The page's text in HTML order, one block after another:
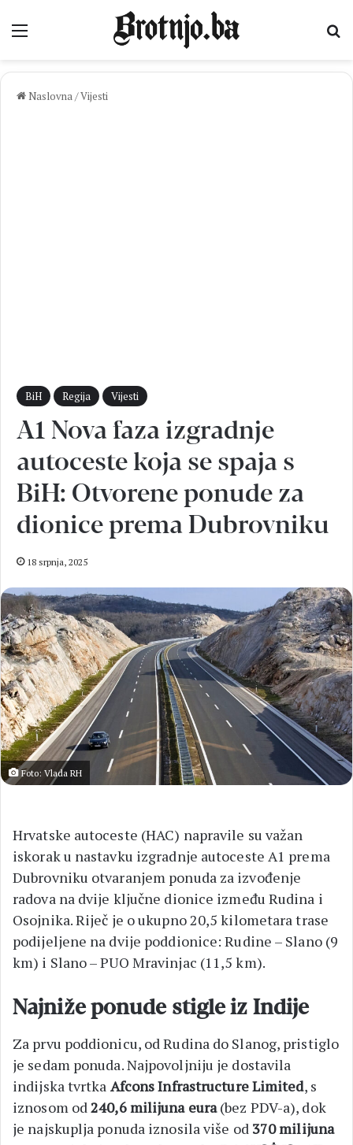
Izbornik
Naslovna/Vijesti
BiH Regija Vijesti
A1 Nova faza izgradnje
autoceste koja se spaja s
BiH: Otvorene ponude za
dionice prema Dubrovniku
18 srpnja, 2025
Foto: Vlada RH
Hrvatske autoceste (HAC) napravile su važan
iskorak u nastavku izgradnje autoceste A1 prema
Dubrovniku otvaranjem ponuda za izvođenje
radova na dvije ključne dionice između Rudina i
Osojnika. Riječ je o ukupno 20,5 kilometara trase
podijeljene na dvije poddionice: Rudine – Slano (9
km) i Slano – PUO Mravinjac (11,5 km).
Najniže ponude stigle iz Indije
Za prvu poddionicu, od Rudina do Slanog, pristiglo
je sedam ponuda. Najpovoljniju je dostavila
indijska tvrtka Afcons Infrastructure Limited, s
iznosom od240,6 milijuna eura(bez PDV-a), dok
je najskuplja ponuda iznosila više od 370 milijuna